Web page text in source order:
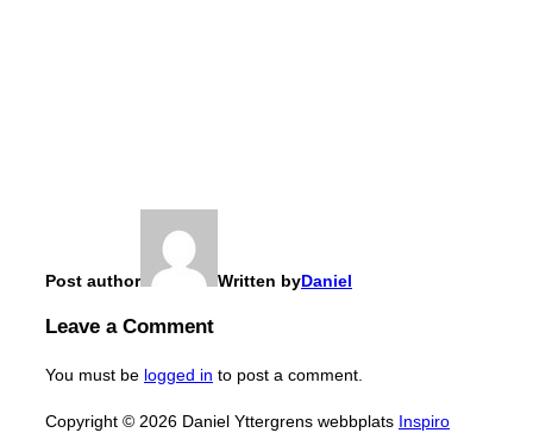
Post author Written byDaniel
Leave a Comment
You must be logged in to post a comment.
Copyright © 2026 Daniel Yttergrens webbplats Inspiro